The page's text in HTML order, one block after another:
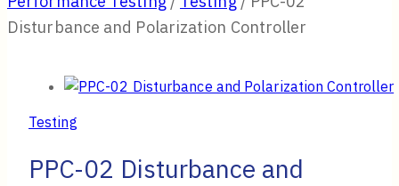
Disturbance and Polarization Controller
Testing
PPC-02 Disturbance and